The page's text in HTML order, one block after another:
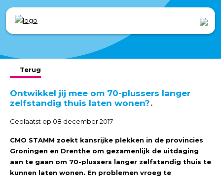
Terug
Ontwikkel jij mee om 70-plussers langer
zelfstandig thuis laten wonen?
Geplaatst op 08 december 2017
CMO STAMM zoekt kansrijke plekken in de provincies
Groningen en Drenthe om gezamenlijk de uitdaging
aan te gaan om 70-plussers langer zelfstandig thuis te
kunnen laten wonen. En problemen vroeg te